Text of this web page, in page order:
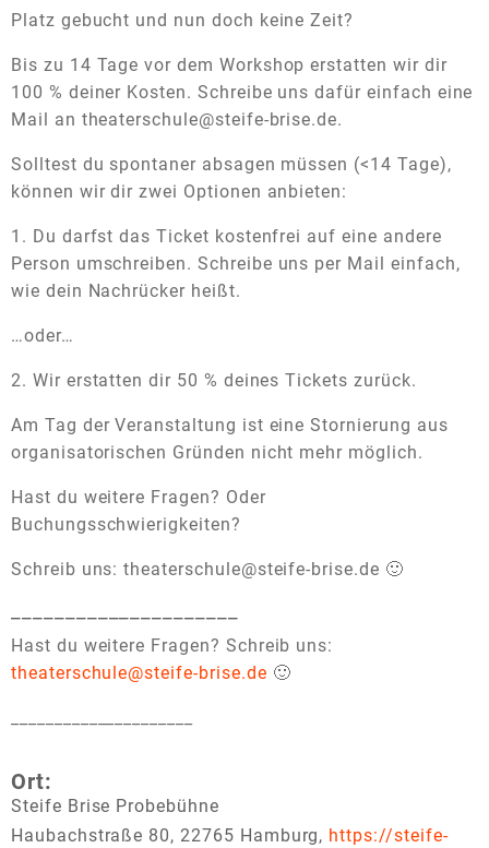
Platz gebucht und nun doch keine Zeit?
Bis zu 14 Tage vor dem Workshop erstatten wir dir
100 % deiner Kosten. Schreibe uns dafür einfach eine
Mail an theaterschule@steife-brise.de.
Solltest du spontaner absagen müssen (<14 Tage),
können wir dir zwei Optionen anbieten:
1. Du darfst das Ticket kostenfrei auf eine andere
Person umschreiben. Schreibe uns per Mail einfach,
wie dein Nachrücker heißt.
…oder…
2. Wir erstatten dir 50 % deines Tickets zurück.
Am Tag der Veranstaltung ist eine Stornierung aus
organisatorischen Gründen nicht mehr möglich.
Hast du weitere Fragen? Oder
Buchungsschwierigkeiten?
Schreib uns: theaterschule@steife-brise.de 🙂
Hast du weitere Fragen? Schreib uns:
theaterschule@steife-brise.de 🙂
Ort:
Steife Brise Probebühne
Haubachstraße 80, 22765 Hamburg, https://steife-